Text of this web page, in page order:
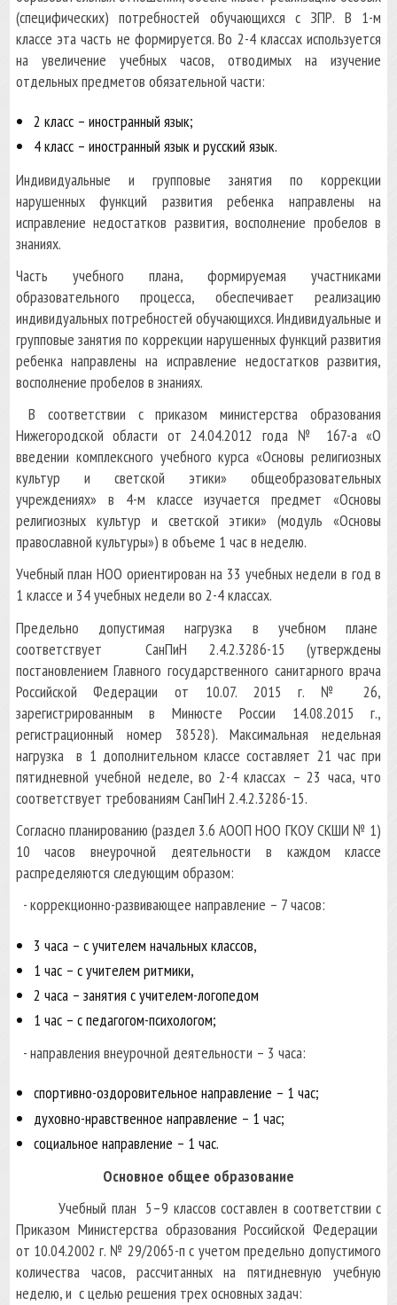
(специфических) потребностей обучающихся с ЗПР. В 1-м
классе эта часть не формируется. Во 2-4 классах используется
на увеличение учебных часов, отводимых на изучение
отдельных предметов обязательной части:
2 класс – иностранный язык;
4 класс – иностранный язык и русский язык.
Индивидуальные и групповые занятия по коррекции
нарушенных функций развития ребенка направлены на
исправление недостатков развития, восполнение пробелов в
знаниях.
Часть учебного плана, формируемая участниками
образовательного процесса, обеспечивает реализацию
индивидуальных потребностей обучающихся. Индивидуальные и
групповые занятия по коррекции нарушенных функций развития
ребенка направлены на исправление недостатков развития,
восполнение пробелов в знаниях.
В соответствии с приказом министерства образования
Нижегородской области от 24.04.2012 года № 167-а «О
введении комплексного учебного курса «Основы религиозных
культур и светской этики» общеобразовательных
учреждениях» в 4-м классе изучается предмет «Основы
религиозных культур и светской этики» (модуль «Основы
православной культуры») в объеме 1 час в неделю.
Учебный план НОО ориентирован на 33 учебных недели в год в
1 классе и 34 учебных недели во 2-4 классах.
Предельно допустимая нагрузка в учебном плане
соответствует СанПиН 2.4.2.3286-15 (утверждены
постановлением Главного государственного санитарного врача
Российской Федерации от 10.07. 2015 г. № 26,
зарегистрированным в Минюсте России 14.08.2015 г.,
регистрационный номер 38528). Максимальная недельная
нагрузка в 1 дополнительном классе составляет 21 час при
пятидневной учебной неделе, во 2-4 классах – 23 часа, что
соответствует требованиям СанПиН 2.4.2.3286-15.
Согласно планированию (раздел 3.6 АООП НОО ГКОУ СКШИ № 1)
10 часов внеурочной деятельности в каждом классе
распределяются следующим образом:
- коррекционно-развивающее направление – 7 часов:
3 часа – с учителем начальных классов,
1 час – с учителем ритмики,
2 часа – занятия с учителем-логопедом
1 час – с педагогом-психологом;
- направления внеурочной деятельности – 3 часа:
спортивно-оздоровительное направление – 1 час;
духовно-нравственное направление – 1 час;
социальное направление – 1 час.
Основное общее образование
Учебный план 5–9 классов составлен в соответствии с
Приказом Министерства образования Российской Федерации
от 10.04.2002 г. № 29/2065-п с учетом предельно допустимого
количества часов, рассчитанных на пятидневную учебную
неделю, и с целью решения трех основных задач: